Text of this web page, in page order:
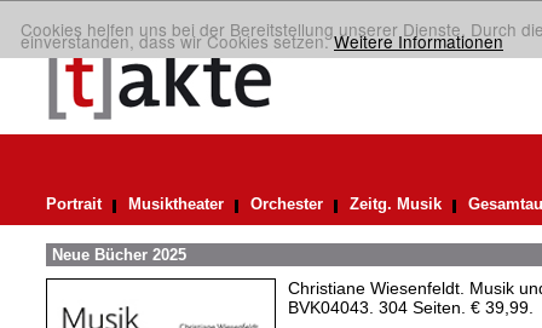
Cookies helfen uns bei der Bereitstellung unserer Dienste. Durch
einverstanden, dass wir Cookies setzen.Weitere Informationen
Portrait Musiktheater Orchester Zeitg. Musik
Neue Bücher 2025
Christiane Wiesenfeldt. Musik
BVK04043. 304 Seiten. € 39,99.